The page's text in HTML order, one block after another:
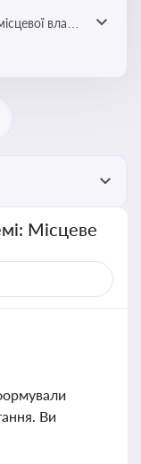
влади,
селищ)
Місцеве
Ви